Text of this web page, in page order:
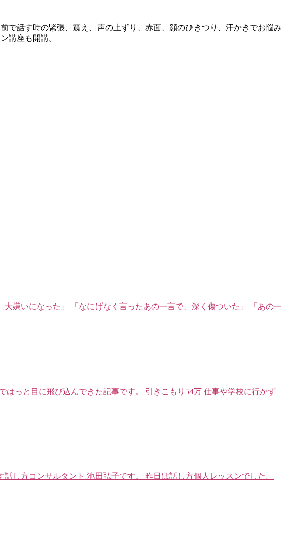
で話す時の緊張、震え、声の上ずり、赤面、顔のひきつり、汗かきでお悩み
講座も開講。
嫌いになった」 「なにげなく言ったあの一言で、深く傷ついた」 「あの一
っと目に飛び込んできた記事です。 引きこもり54万 仕事や学校に行かず
し方コンサルタント 池田弘子です。 昨日は話し方個人レッスンでした。